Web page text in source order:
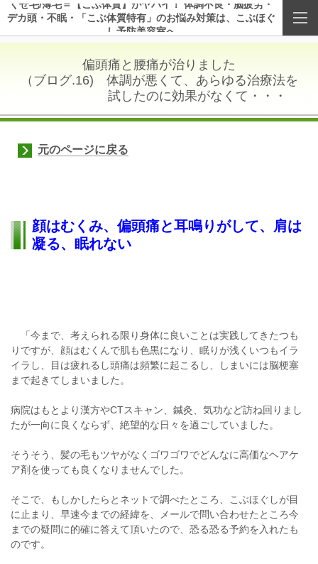
くせ毛/薄毛＝【こぶ体質】がヤバイ！ 体調不良・脳疲労・
デカ頭・不眠・「こぶ体質特有」のお悩み対策は、こぶほぐ
し予防美容室へ
偏頭痛と腰痛が治りました
（ブログ.16) 体調が悪くて、あらゆる治療法を
試したのに効果がなくて・・・
元のページに戻る
顔はむくみ、偏頭痛と耳鳴りがして、肩は
凝る、眠れない
「今まで、考えられる限り身体に良いことは実践してきたつも
りですが、顔はむくんで肌も色黒になり、眠りが浅くいつもイラ
イラし、目は疲れるし頭痛は頻繁に起こるし、しまいには脳梗塞
まで起きてしまいました。
病院はもとより漢方やCTスキャン、鍼灸、気功など訪ね回りまし
たが一向に良くならず、絶望的な日々を過ごしていました。
そうそう、髪の毛もツヤがなくゴワゴワでどんなに高価なヘアケ
ア剤を使っても良くなりませんでした。
そこで、もしかしたらとネットで調べたところ、こぶほぐしが目
に止まり、早速今までの経緯を、メールで問い合わせたところ今
までの疑問に的確に答えて頂いたので、恐る恐る予約を入れたも
のです。